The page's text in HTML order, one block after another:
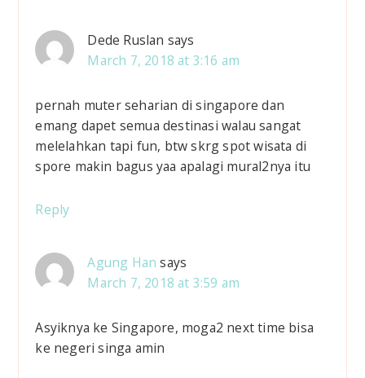
Dede Ruslan says
March 7, 2018 at 3:16 am
pernah muter seharian di singapore dan
emang dapet semua destinasi walau sangat
melelahkan tapi fun, btw skrg spot wisata di
spore makin bagus yaa apalagi mural2nya itu
Reply
Agung Han says
March 7, 2018 at 3:59 am
Asyiknya ke Singapore, moga2 next time bisa
ke negeri singa amin